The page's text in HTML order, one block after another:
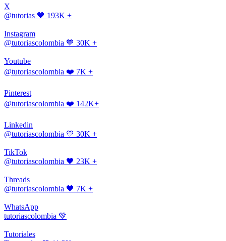
X
@tutorias 💙 193K +
Instagram
@tutoriascolombia 🧡 30K +
Youtube
@tutoriascolombia ❤️ 7K +
Pinterest
@tutoriascolombia ❤️ 142K+
Linkedin
@tutoriascolombia 💙 30K +
TikTok
@tutoriascolombia 🖤 23K +
Threads
@tutoriascolombia 🖤 7K +
WhatsApp
tutoriascolombia 💚
Tutoriales